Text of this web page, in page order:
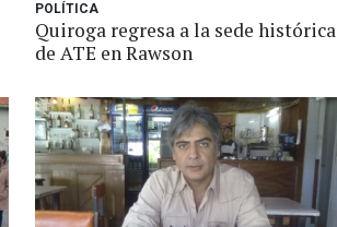
POLÍTICA
Quiroga regresa a la sede histórica
de ATE en Rawson